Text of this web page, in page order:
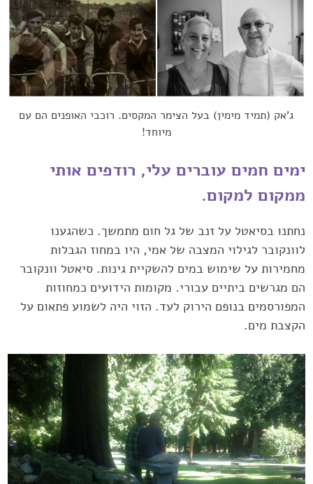
ג'אק (תמיד מימין) בעל הצימר המקסים. רוכבי האופנים הם עם
מיוחד!
ימים חמים עוברים עלי, רודפים אותי
ממקום למקום. ‏
נחתנו בסיאטל על זנב של גל חום מתמשך. כשהגענו
לוונקובר לגילוי ‏המצבה של אמי, היו במחוז הגבלות
מחמירות על שימוש במים להשקיית ‏גינות. סיאטל וונקובר
הם מגרשים ביתיים עבורי. מקומות הידועים כמחוזות
‏המפורסמים בנופם הירוק לעד. הזוי היה לשמוע פתאום על
הקצבת מים.‏